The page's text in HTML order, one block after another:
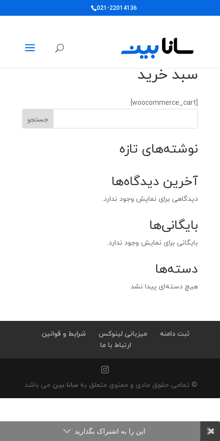
021-22014136
سبد خرید
[woocommerce_cart]
جستجو
نوشته‌های تازه
آخرین دیدگاه‌ها
دیدگاهی برای نمایش وجود ندارد.
بایگانی‌ها
بایگانی برای نمایش وجود ندارد.
دسته‌ها
هیچ دسته‌ای پیدا نشد
ثبت دامنه میزبانی لینوکس
شرایط و قوانین
ارتباط با ما
© تمامی حقوق مادی و معنوی متعلق بهسانا بین می باشد.
این را به اشتراک بگذارید